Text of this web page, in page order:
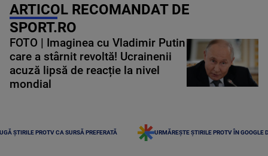
ARTICOL RECOMANDAT DE
SPORT.RO
FOTO | Imaginea cu Vladimir Putin
care a stârnit revoltă! Ucrainenii
acuză lipsă de reacție la nivel
mondial
ȘTIRILE PROTV CA SURSĂ PREFERATĂ URMĂREȘTE ȘTIRILE PROTV ÎN GOOGLE